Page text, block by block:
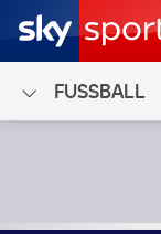
FUSSBALL